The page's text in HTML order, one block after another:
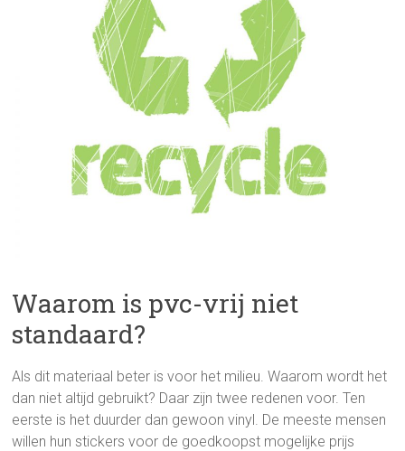
Waarom is pvc-vrij niet
standaard?
Als dit materiaal beter is voor het milieu. Waarom wordt het
dan niet altijd gebruikt? Daar zijn twee redenen voor. Ten
eerste is het duurder dan gewoon vinyl. De meeste mensen
willen hun stickers voor de goedkoopst mogelijke prijs